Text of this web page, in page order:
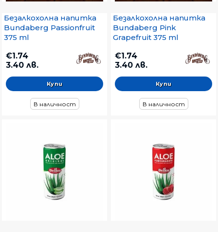
Безалкохолна напитка
Bundaberg Passionfruit
375 ml
€1.74
3.40 лв.
В наличност
Безалкохолна напитка
Bundaberg Pink
Grapefruit 375 ml
€1.74
3.40 лв.
В наличност